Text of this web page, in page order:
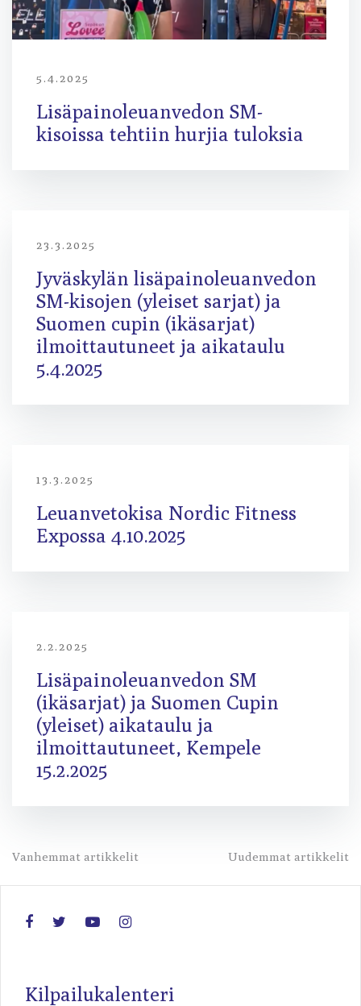
5.4.2025
Lisäpainoleuanvedon SM-
kisoissa tehtiin hurjia tuloksia
23.3.2025
Jyväskylän lisäpainoleuanvedon
SM-kisojen (yleiset sarjat) ja
Suomen cupin (ikäsarjat)
ilmoittautuneet ja aikataulu
5.4.2025
13.3.2025
Leuanvetokisa Nordic Fitness
Expossa 4.10.2025
2.2.2025
Lisäpainoleuanvedon SM
(ikäsarjat) ja Suomen Cupin
(yleiset) aikataulu ja
ilmoittautuneet, Kempele
15.2.2025
Artikkelien
selaus
Vanhemmat artikkelit Uudemmat artikkelit
Kilpailukalenteri